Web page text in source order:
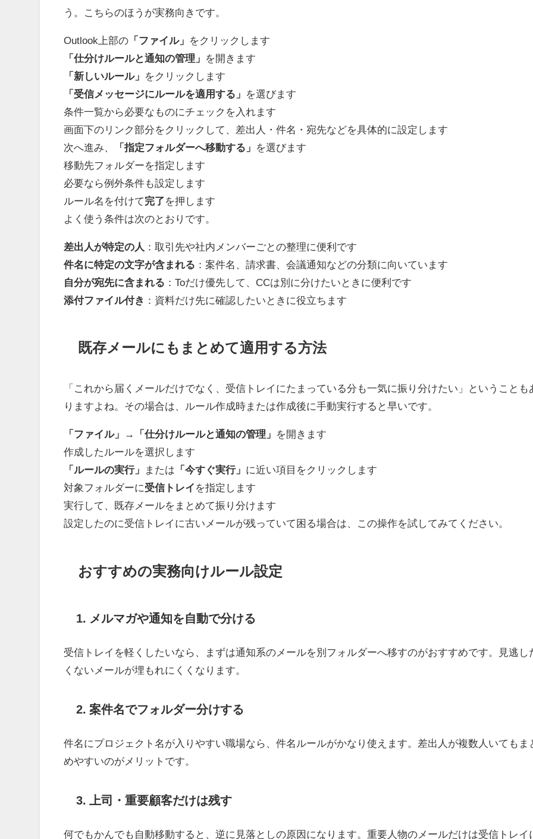
う。こちらのほうが実務向きです。
Outlook上部の 「ファイル」
をクリックします
「仕分けルールと通知の管理」
を開きます
「新しいルール」
をクリックします
「受信メッセージにルールを適用する」
を選びます
条件一覧から必要なものにチェックを入れます
画面下のリンク部分をクリックして、差出人・件名・宛先などを具体的に設定します
次へ進み、
「指定フォルダーへ移動する」
を選びます
移動先フォルダーを指定します
必要なら例外条件も設定します
ルール名を付けて完了 を押します
よく使う条件は次のとおりです。
差出人が特定の人
：取引先や社内メンバーごとの整理に便利です
件名に特定の文字が含まれる ：案件名、請求書、会議通知などの分類に向いています
自分が宛先に含まれる ：Toだけ優先して、CCは別に分けたいときに便利です
添付ファイル付き ：資料だけ先に確認したいときに役立ちます
既存メールにもまとめて適用する方法
「これから届くメールだけでなく、受信トレイにたまっている分も一気に振り分けたい」ということも
りますよね。その場合は、ルール作成時または作成後に手動実行すると早いです。
「ファイル」 → 「仕分けルールと通知の管理」
を開きます
作成したルールを選択します
「ルールの実行」
または 「今すぐ実行」 に近い項目をクリックします
対象フォルダーに受信トレイ を指定します
実行して、既存メールをまとめて振り分けます
設定したのに受信トレイに古いメールが残っていて困る場合は、この操作を試してみてください。
おすすめの実務向けルール設定
1. メルマガや通知を自動で分ける
受信トレイを軽くしたいなら、まずは通知系のメールを別フォルダーへ移すのがおすすめです。見逃し
くないメールが埋もれにくくなります。
2. 案件名でフォルダー分けする
件名にプロジェクト名が入りやすい職場なら、件名ルールがかなり使えます。差出人が複数人いてもま
めやすいのがメリットです。
3. 上司・重要顧客だけは残す
何でもかんでも自動移動すると、逆に見落としの原因になります。重要人物のメールだけは受信トレイ